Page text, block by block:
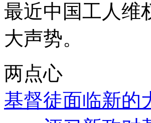
最近中国工人维
大声势。
两点心
基督徒面临新的